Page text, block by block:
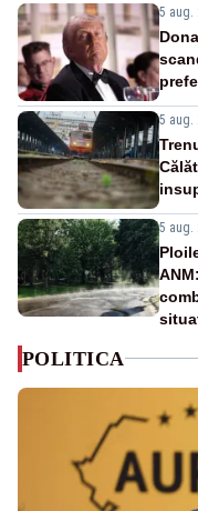
5 aug.
5 aug.
5 aug.
POLITICA